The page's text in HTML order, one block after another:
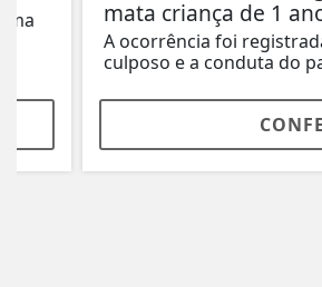
mata criança de 1 ano
A ocorrência foi registrada
culposo e a conduta do pai com
CONFERIR